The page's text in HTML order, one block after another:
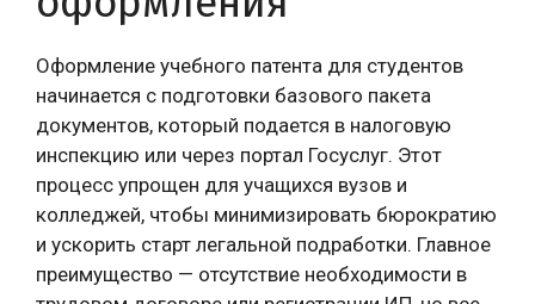
Оформление учебного патента для студентов
начинается с подготовки базового пакета
документов, который подается в налоговую
инспекцию или через портал Госуслуг. Этот
процесс упрощен для учащихся вузов и
колледжей, чтобы минимизировать бюрократию
и ускорить старт легальной подработки. Главное
преимущество — отсутствие необходимости в